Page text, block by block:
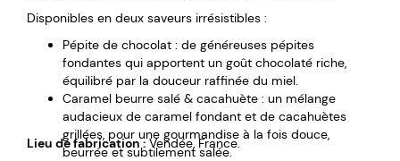
Disponibles en deux saveurs irrésistibles :
Pépite de chocolat : de généreuses pépites
fondantes qui apportent un goût chocolaté riche,
équilibré par la douceur raffinée du miel.
Caramel beurre salé & cacahuète : un mélange
audacieux de caramel fondant et de cacahuètes
grillées, pour une gourmandise à la fois douce,
beurrée et subtilement salée.
Lieu de fabrication :Vendée, France.